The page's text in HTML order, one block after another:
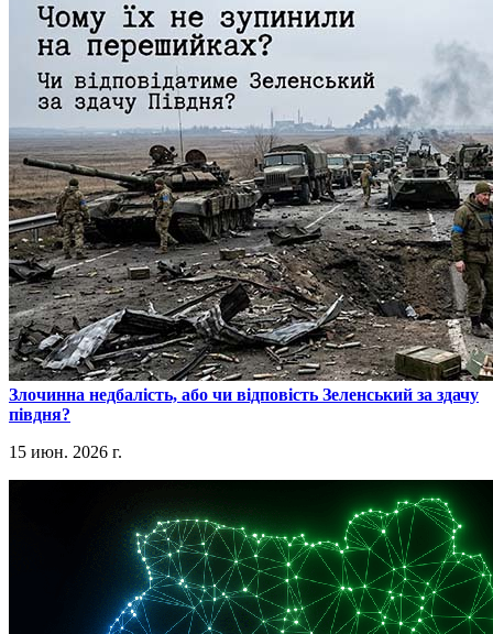
​Злочинна недбалість, або чи відповість Зеленський за здачу
півдня?
15 июн. 2026 г.